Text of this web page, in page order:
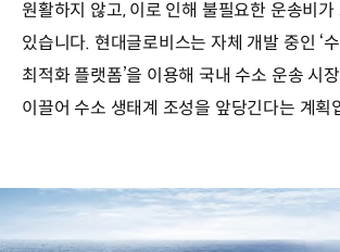
원활하지 않고, 이로 인해 불필요한 운송비가
있습니다. 현대글로비스는 자체 개발 중인 ‘
최적화 플랫폼’을 이용해 국내 수소 운송 시
이끌어 수소 생태계 조성을 앞당긴다는 계획